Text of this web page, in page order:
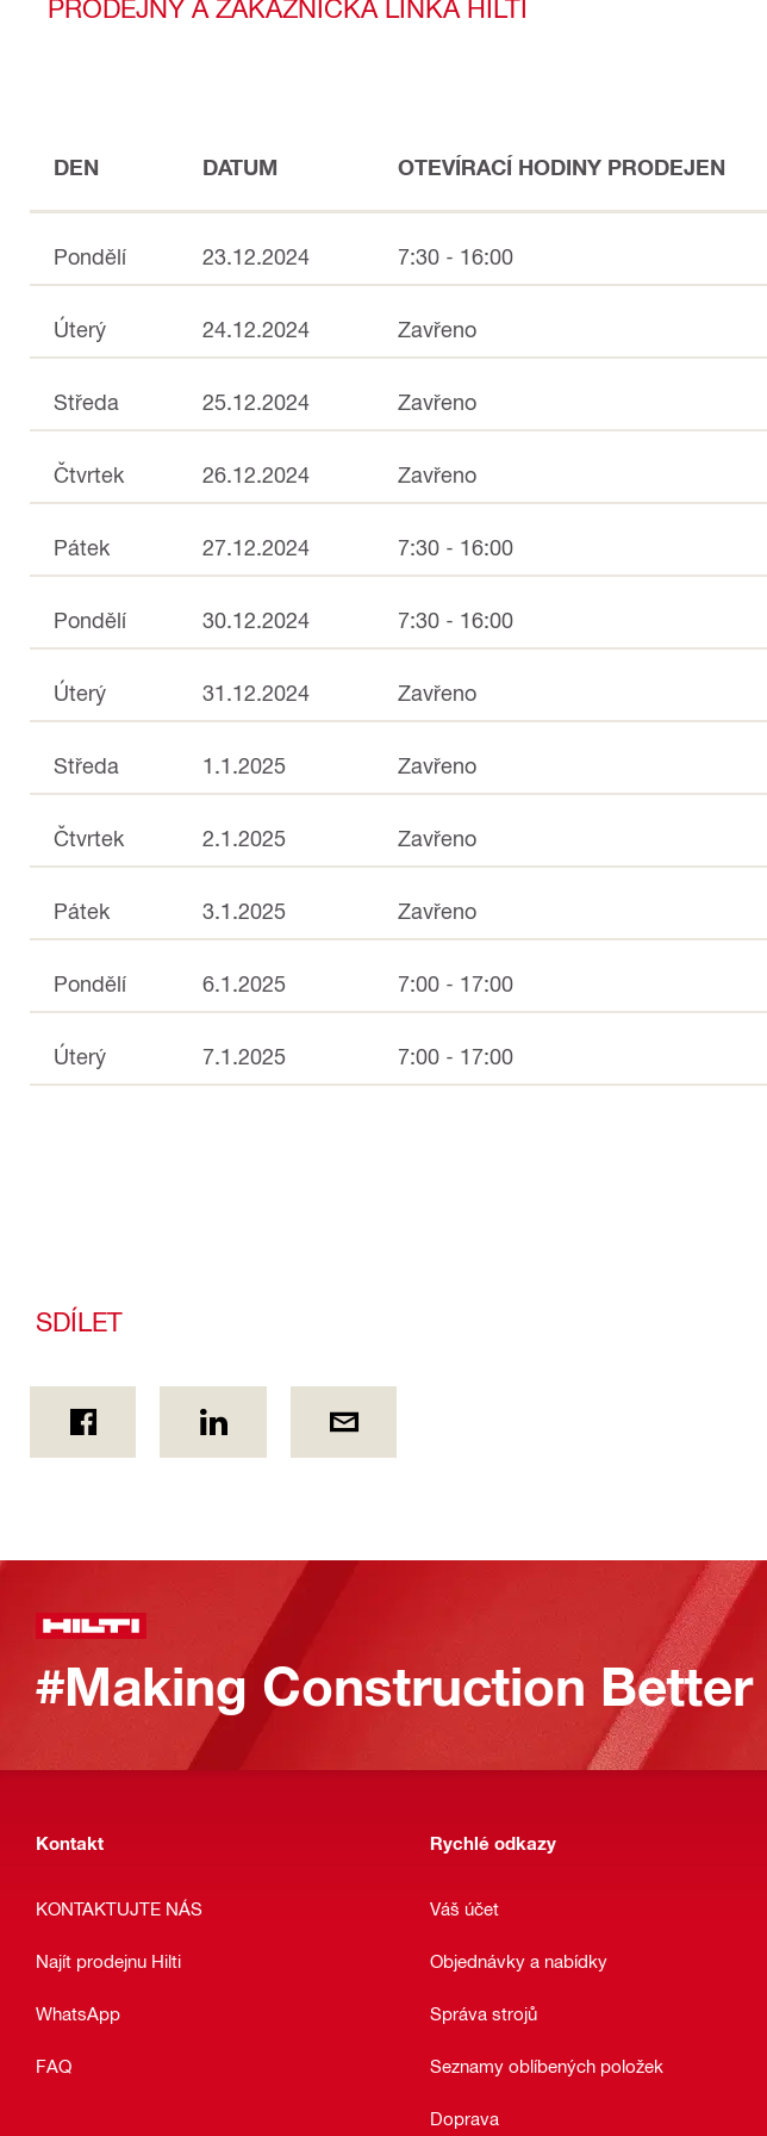
PRODEJNY A ZÁKAZNICKÁ LINKA HILTI
DEN DATUM OTEVÍRACÍ HODINY PRODEJEN
Pondělí 23.12.2024 7:30 - 16:00
Úterý 24.12.2024 Zavřeno
Středa 25.12.2024 Zavřeno
Čtvrtek 26.12.2024 Zavřeno
Pátek 27.12.2024 7:30 - 16:00
Pondělí 30.12.2024 7:30 - 16:00
Úterý 31.12.2024 Zavřeno
Středa 1.1.2025 Zavřeno
Čtvrtek 2.1.2025 Zavřeno
Pátek 3.1.2025 Zavřeno
Pondělí 6.1.2025 7:00 - 17:00
Úterý 7.1.2025 7:00 - 17:00
SDÍLET
#Making Construction Better
Kontakt
KONTAKTUJTE NÁS
Najít prodejnu Hilti
WhatsApp
FAQ
Rychlé odkazy
Váš účet
Objednávky a nabídky
Správa strojů
Seznamy oblíbených položek
Doprava